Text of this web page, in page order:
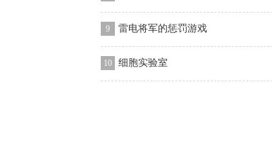
9 雷电将军的惩罚游戏
10 细胞实验室